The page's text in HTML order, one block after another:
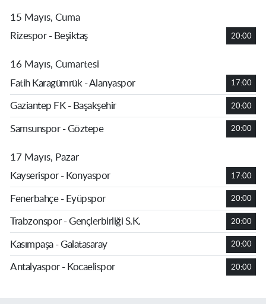
15 Mayıs, Cuma
Rizespor - Beşiktaş
20:00
16 Mayıs, Cumartesi
Fatih Karagümrük - Alanyaspor
17:00
Gaziantep FK - Başakşehir 20:00
Samsunspor - Göztepe 20:00
17 Mayıs, Pazar
Kayserispor - Konyaspor
17:00
Fenerbahçe - Eyüpspor 20:00
Trabzonspor - Gençlerbirliği S.K. 20:00
Kasımpaşa - Galatasaray 20:00
Antalyaspor - Kocaelispor 20:00